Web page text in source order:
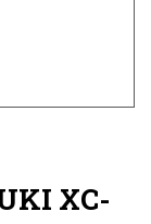
XC-